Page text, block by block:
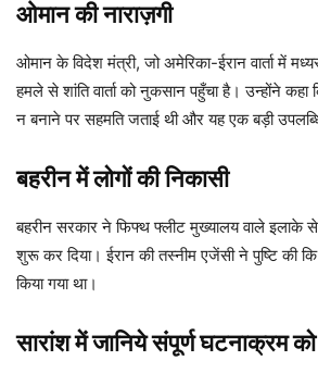
ओमान की नाराज़गी
ओमान के विदेश मंत्री, जो अमेरिका-ईरान वार्ता में
हमले से शांति वार्ता को नुकसान पहुँचा है। उन्होंने कहा
न बनाने पर सहमति जताई थी और यह एक बड़ी
बहरीन में लोगों की निकासी
बहरीन सरकार ने फिफ्थ फ्लीट मुख्यालय वाले इलाके से
शुरू कर दिया। ईरान की तस्नीम एजेंसी ने पुष्टि की
किया गया था।
सारांश में जानिये संपूर्ण घटनाक्रम को